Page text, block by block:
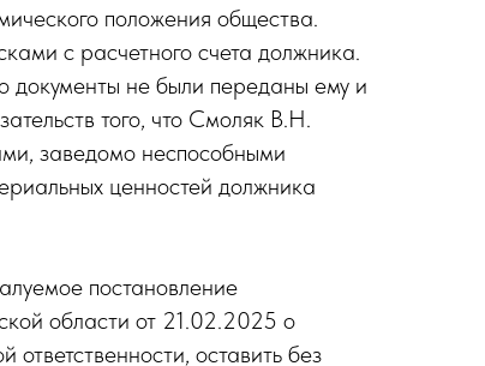
положения общества.
с расчетного счета должника.
документы не были переданы ему и
того, что Смоляк В.Н.
заведомо неспособными
ценностей должника
постановление
области от 21.02.2025 о
оставить без